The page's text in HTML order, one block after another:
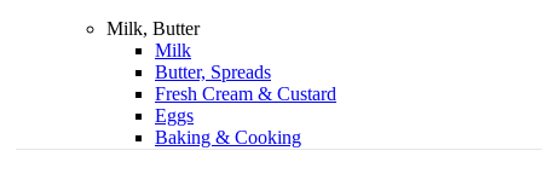
Milk, Butter
Milk
Butter, Spreads
Fresh Cream & Custard
Eggs
Baking & Cooking